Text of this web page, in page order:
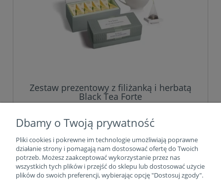
Zestaw prezentowy z filiżanką i herbatą
Black Tea Forte
259,00 zł
do koszyka
Dbamy o Twoją prywatność
Pliki cookies i pokrewne im technologie umożliwiają poprawne
działanie strony i pomagają nam dostosować ofertę do Twoich
potrzeb. Możesz zaakceptować wykorzystanie przez nas
wszystkich tych plików i przejść do sklepu lub dostosować użycie
plików do swoich preferencji, wybierając opcję "Dostosuj zgody".